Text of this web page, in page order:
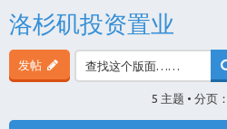
洛杉矶投资置业
发帖
5 主题 • 分页：